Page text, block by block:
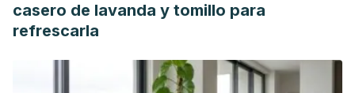
casero de lavanda y tomillo para
refrescarla